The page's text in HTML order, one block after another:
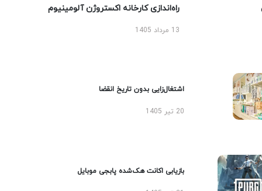
راه‌اندازی کارخانه اکستروژن آلومینیوم
13 مرداد 1405
اشتغال‌زایی بدون تاریخ انقضا
20 تیر 1405
بازیابی اکانت هک‌شده پابجی موبایل